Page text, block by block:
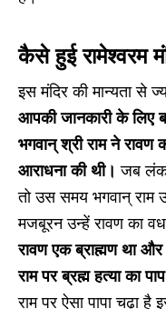
कैसे हुई रामेश्वरम
इस मंदिर की मान्यता से
आपकी जानकारी के लिए
भगवान् श्री राम ने
आराधना की थी। जब
तो उस समय भगवान् राम
मजबूरन उन्हें रावण का
रावण एक ब्राह्मण था
राम पर ब्रह्म हत्या का
राम पर ऐसा पापा चढ़ा